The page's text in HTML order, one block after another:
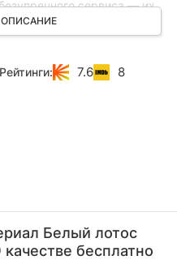
сервиса — их
компании, и
из-за его
у Марка
он упрямо избегает
тревожная ситуация
отношения
ОПИСАНИЕ
Рейтинги: 7.6 8
(Kitty Patton)
Белый лотос
бесплатно